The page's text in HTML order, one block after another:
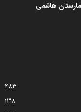
هاشمی
283
138